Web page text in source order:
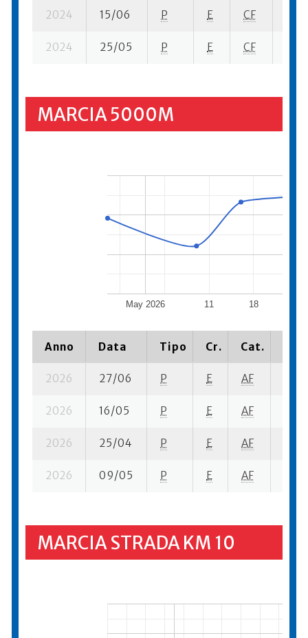
2024 15/06 P E CF
2024 25/05 P E CF
MARCIA 5000M
May 2026 11 18
Anno Data Tipo Cr. Cat.
2026 27/06 P E AF
2026 16/05 P E AF
2026 25/04 P E AF
2026 09/05 P E AF
MARCIA STRADA KM 10